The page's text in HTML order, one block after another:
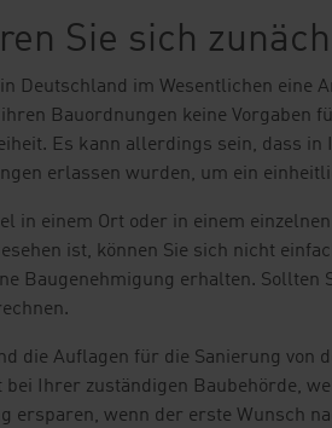
Sie sich
Deutschland im Wesentlichen eine
Bauordnungen keine Vorgaben
Es kann allerdings sein, dass in
erlassen wurden, um ein
in einem Ort oder in einem
ist, können Sie sich nicht
Baugenehmigung erhalten. Sollten
die Auflagen für die Sanierung von
bei Ihrer zuständigen Baubehörde,
ersparen, wenn der erste Wunsch